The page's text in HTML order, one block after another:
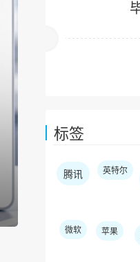
标签
腾讯 英特尔
微软 苹果